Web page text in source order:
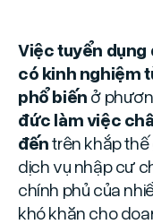
Việc tuyển dụng
có kinh nghiệm
phổ biến ở
đức làm việc
đếntrên khắp thế
dịch vụ nhập cư
chính phủ của
khó khăn cho